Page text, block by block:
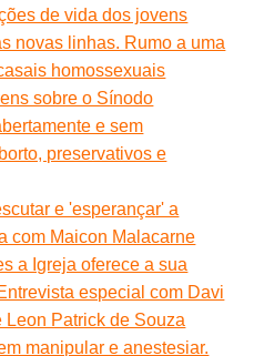
de vida dos jovens
novas linhas. Rumo a uma
homossexuais
sobre o Sínodo
e sem
preservativos e
e 'esperançar' a
com Maicon Malacarne
a Igreja oferece a sua
especial com Davi
Patrick de Souza
manipular e anestesiar.